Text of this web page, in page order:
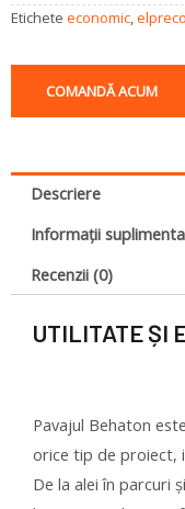
Etichete economic,elpreco
COMANDĂ ACUM
Descriere
Informații
Recenzii (0)
UTILITATE ȘI
Pavajul Behaton
orice tip de proiect,
De la alei în parcuri